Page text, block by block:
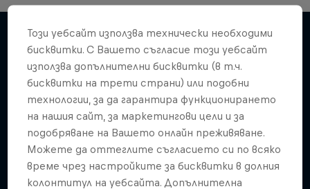
Подобни
Този уебсайт използва технически необходими
бисквитки. С Вашето съгласие този уебсайт
използва допълнителни бисквитки (в т.ч.
бисквитки на трети страни) или подобни
технологии, за да гарантира функционирането
на нашия сайт, за маркетингови цели и за
подобряване на Вашето онлайн преживяване.
Можете да оттеглите съгласието си по всяко
време чрез настройките за бисквитки в долния
колонтитул на уебсайта. Допълнителна